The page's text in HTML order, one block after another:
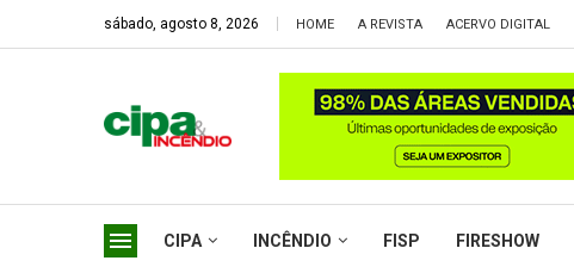
sábado, agosto 8, 2026 HOME A REVISTA ACERVO DIGITAL
CIPA INCÊNDIO FISP FIRESHOW